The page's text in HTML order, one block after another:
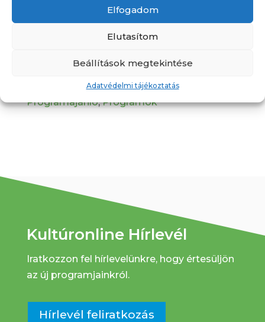
Elfogadom
Elutasítom
Beállítások megtekintése
Adatvédelmi tájékoztatás
Nyárzáró matiné – Robin
10:30
Gyerekprogramok,
Programajánló,Programok
Kultúronline Hírlevél
Iratkozzon fel hírlevelünkre, hogy értesüljön
az új programjainkról.
Hírlevél feliratkozás